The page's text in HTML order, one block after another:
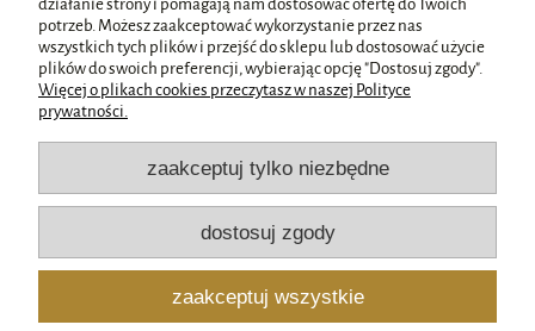
możemy własny dom?
Pomoc
Płatności i dostawa
Informacje
O nas
potrzeb. Możesz zaakceptować wykorzystanie przez nas
wszystkich tych plików i przejść do sklepu lub dostosować użycie
plików do swoich preferencji, wybierając opcję "Dostosuj zgody".
Więcej o plikach cookies przeczytasz w naszej Polityce
prywatności.
zaakceptuj tylko niezbędne
dostosuj zgody
zaakceptuj wszystkie